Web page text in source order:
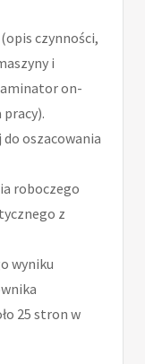
czynności,
i
on-
oszacowania
roboczego
z
wyniku
25 stron w